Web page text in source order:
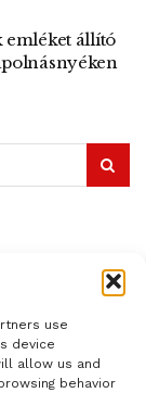
use
device
allow us and
behavior
emléket állító